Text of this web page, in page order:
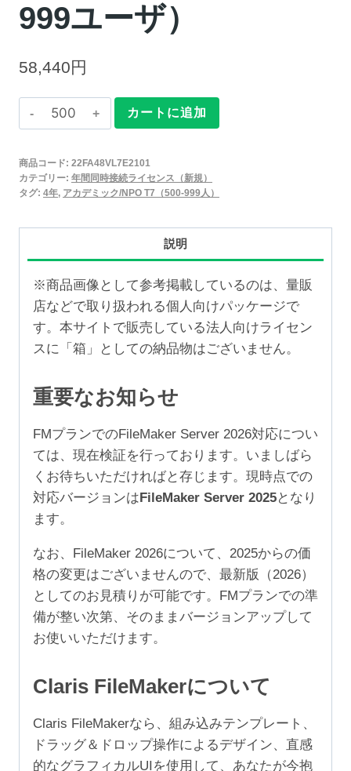
999ユーザ）
58,440円
Claris
FileMaker
年
間
接
続
ラ
イ
セ
ス
新
規
4
年
（ア
カ
ミ
ッ
ク/NPO
500-
999
ー
個
カートに追加
商品コード: 22FA48VL7E2101
カテゴリー: 年間同時接続ライセンス（新規）
タグ: 4年, アカデミック/NPO T7（500-999人）
説明
※商品画像として参考掲載しているのは、量販
店などで取り扱われる個人向けパッケージで
す。本サイトで販売している法人向けライセン
スに「箱」としての納品物はございません。
重要なお知らせ
FMプランでのFileMaker Server 2026対応につい
ては、現在検証を行っております。いましばら
くお待ちいただければと存じます。現時点での
対応バージョンは FileMaker Server 2025となり
ます。
なお、FileMaker 2026について、2025からの価
格の変更はございませんので、最新版（2026）
としてのお見積りが可能です。FMプランでの準
備が整い次第、そのままバージョンアップして
お使いいただけます。
Claris FileMakerについて
Claris FileMakerなら、組み込みテンプレート、
ドラッグ＆ドロップ操作によるデザイン、直感
的なグラフィカルUIを使用して、あなたが今抱